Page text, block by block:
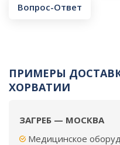
Вопрос-Ответ
ПРИМЕРЫ
ХОРВАТИИ
ЗАГРЕБ — МОСКВА
Медицинское